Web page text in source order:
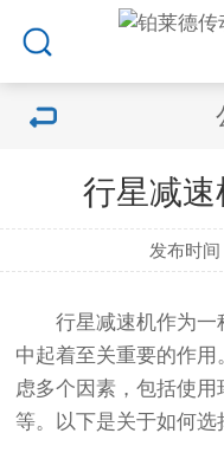
行星减速
发布时
行星减速机作为
中起着至关重要的作
虑多个因素，包括使
等。以下是关于如何选